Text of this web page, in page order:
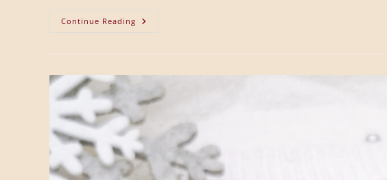
Continue Reading